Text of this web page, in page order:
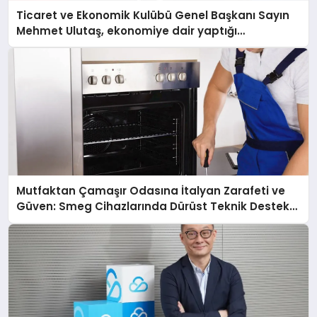
Ticaret ve Ekonomik Kulübü Genel Başkanı Sayın
Mehmet Ulutaş, ekonomiye dair yaptığı
açıklamada şunları kaydetti:
Mutfaktan Çamaşır Odasına İtalyan Zarafeti ve
Güven: Smeg Cihazlarında Dürüst Teknik Destek
Deneyimi